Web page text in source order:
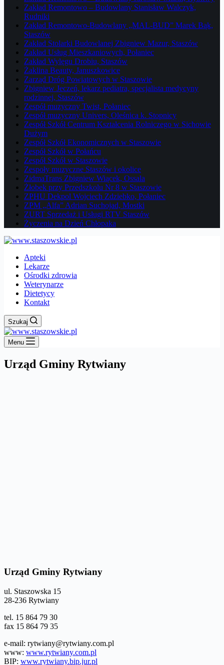
Zakład Remontowo – Budowlany Stanisław Walczyk,
Rudniki
Zakład Remontowo-Budowlany „MAL-BUD” Marek Bąk,
Staszów
Zakład Stolarki Budowlanej Zbigniew Mazur, Staszów
Zakład Usług Mieszkaniowych, Połaniec
Zakład Wylęgu Drobiu, Staszów
Żaklina Beauty, Januszkowice
Zarząd Dróg Powiatowych w Staszowie
Zbigniew Jeczeń, lekarz pediatra, specjalista medycyny
rodzinnej, Staszów
Zespół muzyczny Twist, Połaniec
Zespół muzyczny Univers, Oleśnica k. Stopnicy
Zespół Szkół Centrum Kształcenia Rolniczego w Sichowie
Dużym
Zespół Szkół Ekonomicznych w Staszowie
Zespół Szkół w Połańcu
Zespół Szkół w Staszowie
Zespoły muzyczne Staszów i okolice
ZidmaTrans Zbigniew Wiącek, Ossala
Żłobek przy Przedszkolu Nr 8 w Staszowie
ZPHU Dekpol Wojciech Zdziebko, Połaniec
ZPM „Alfa” Adrian Suchojad, Mostki
ZURT Sprzedaż i Usługi RTV Staszów
Życzenia na Dzień Chłopaka
Apteki
Lekarze
Ośrodki zdrowia
Weterynarze
Dietetycy
Kontakt
Szukaj
Menu
Urząd Gminy Rytwiany
Urząd Gminy Rytwiany
ul. Staszowska 15
28-236 Rytwiany
tel. 15 864 79 30
fax 15 864 79 35
e-mail: rytwiany@rytwiany.com.pl
www: www.rytwiany.com.pl
BIP: www.rytwiany.bip.jur.pl